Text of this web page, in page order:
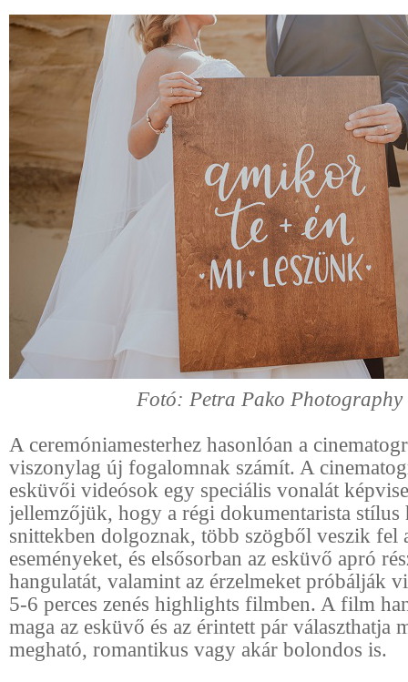
Fotó: Petra Pako Photography
A ceremóniamesterhez hasonlóan a
viszonylag új fogalomnak számít. A
esküvői videósok egy speciális vonalát
jellemzőjük, hogy a régi dokumentarista stílus
snittekben dolgoznak, több szögből veszik fel
eseményeket, és elsősorban az esküvő apró
hangulatát, valamint az érzelmeket próbálják
5-6 perces zenés highlights filmben. A film
maga az esküvő és az érintett pár választhatja
megható, romantikus vagy akár bolondos is.